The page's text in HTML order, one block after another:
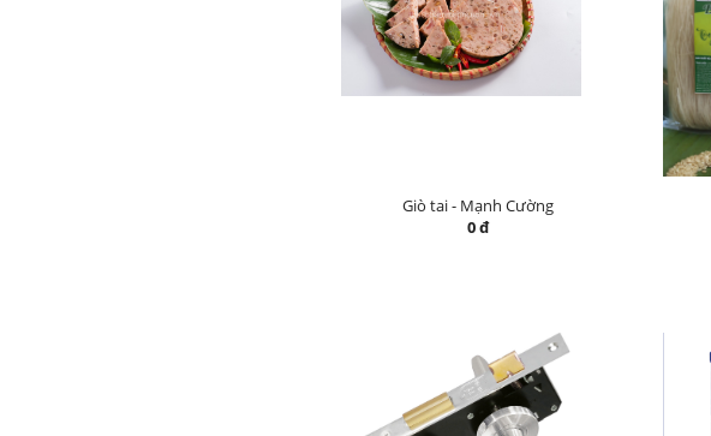
Giò tai - Mạnh Cường
0 đ